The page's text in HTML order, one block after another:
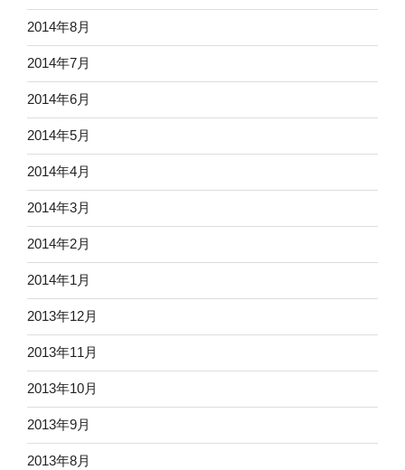
2014年8月
2014年7月
2014年6月
2014年5月
2014年4月
2014年3月
2014年2月
2014年1月
2013年12月
2013年11月
2013年10月
2013年9月
2013年8月